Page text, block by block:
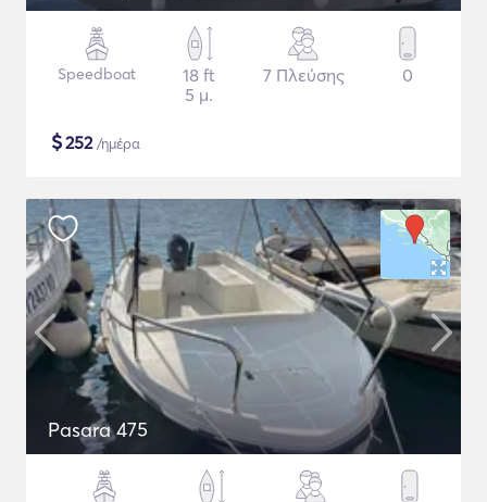
Speedboat
18 ft
5 μ.
7 Πλεύσης 0
$252/ημέρα
Pasara 475